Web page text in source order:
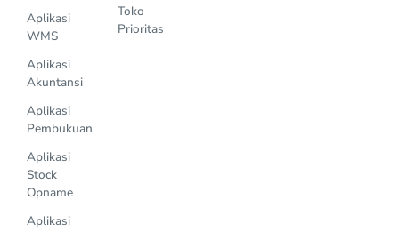
Aplikasi
WMS
Aplikasi
Akuntansi
Aplikasi
Pembukuan
Aplikasi
Stock
Opname
Aplikasi
Toko
Prioritas